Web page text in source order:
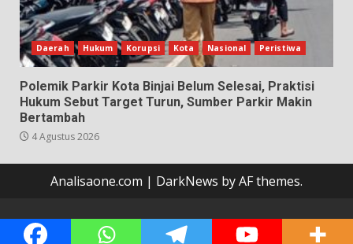
Daerah Hukum Korupsi Kota Nasional Peristiwa
Polemik Parkir Kota Binjai Belum Selesai, Praktisi
Hukum Sebut Target Turun, Sumber Parkir Makin
Bertambah
4 Agustus 2026
Analisaone.com | DarkNews by AF themes.